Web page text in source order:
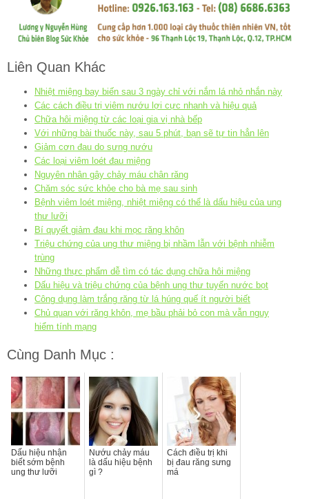
Liên Quan Khác
Nhiệt miệng bay biến sau 3 ngày chỉ với nắm lá nhỏ nhắn này
Các cách điều trị viêm nướu lợi cực nhanh và hiệu quả
Chữa hôi miệng từ các loại gia vị nhà bếp
Với những bài thuốc này, sau 5 phút, bạn sẽ tự tin hẳn lên
Giảm cơn đau do sưng nướu
Các loại viêm loét đau miệng
Nguyên nhân gây chảy máu chân răng
Chăm sóc sức khỏe cho bà mẹ sau sinh
Bệnh viêm loét miệng, nhiệt miệng có thể là dấu hiệu của ung
thư lưỡi
Bí quyết giảm đau khi mọc răng khôn
Triệu chứng của ung thư miệng bị nhầm lẫn với bệnh nhiễm
trùng
Những thực phẩm dễ tìm có tác dụng chữa hôi miệng
Dấu hiệu và triệu chứng của bệnh ung thư tuyến nước bọt
Công dụng làm trắng răng từ lá húng quế ít người biết
Chủ quan với răng khôn, mẹ bầu phải bỏ con mà vẫn nguy
hiểm tính mạng
Cùng Danh Mục :
Dấu hiệu nhận
biết sớm bệnh
ung thư lưỡi
Nướu chảy máu
là dấu hiệu bệnh
gì ?
Cách điều trị khi
bị đau răng sưng
má